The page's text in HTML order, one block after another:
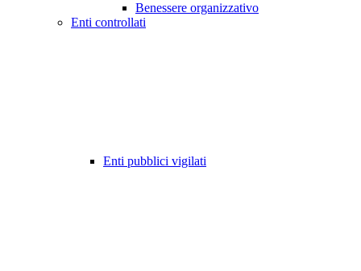
Benessere organizzativo
Enti controllati
Enti pubblici vigilati